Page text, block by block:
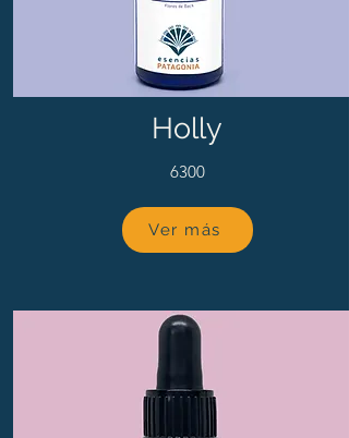
Holly
6300
Ver más